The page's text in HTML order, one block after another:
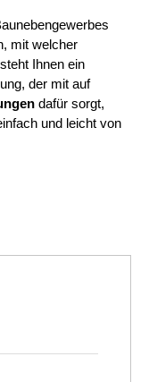
mit welcher
Ihnen ein
der mit auf
dafür sorgt,
und leicht von